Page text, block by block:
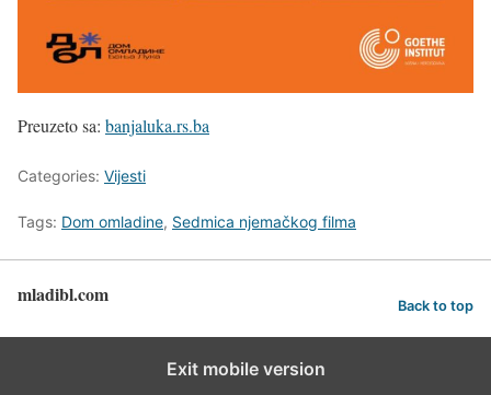
Preuzeto sa: banjaluka.rs.ba
Categories: Vijesti
Tags: Dom omladine, Sedmica njemačkog filma
mladibl.com Back to top
Exit mobile version